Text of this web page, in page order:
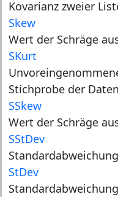
Kovarianz zweier
Skew
Wert der Schräge
SKurt
Stichprobe der Daten
SSkew
Wert der Schräge
SStDev
StDev